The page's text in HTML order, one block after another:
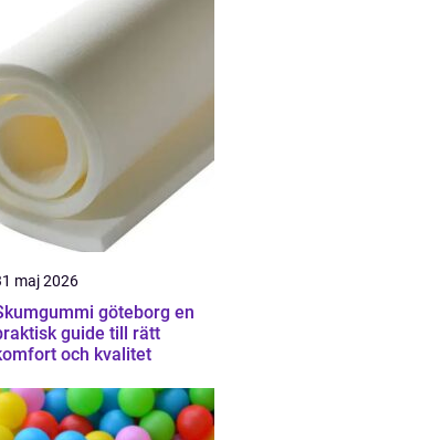
maj 2026
göteborg en
guide till rätt
och kvalitet